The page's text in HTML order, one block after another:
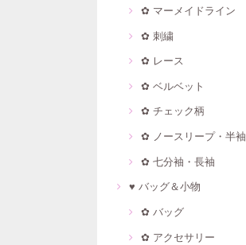
✿ マーメイドライン
✿ 刺繍
✿ レース
✿ ベルベット
✿ チェック柄
✿ ノースリープ・半袖
✿ 七分袖・長袖
♥ バッグ＆小物
✿ バッグ
✿ アクセサリー